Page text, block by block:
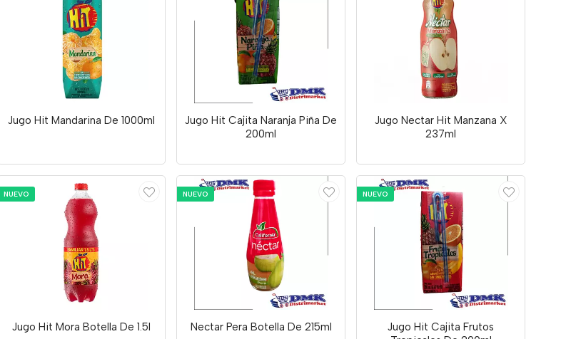
Jugo Hit Mandarina De 1000ml
Jugo Hit Cajita Naranja Piña De
200ml
Jugo Nectar Hit Manzana X
237ml
NUEVO
Jugo Hit Mora Botella De 1.5l
NUEVO
Nectar Pera Botella De 215ml
NUEVO
Jugo Hit Cajita Frutos